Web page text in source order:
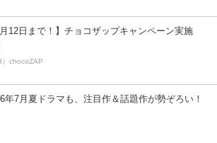
月12日まで！】チョコザップキャンペーン実施
）chocoZAP
年7月夏ドラマも、注目作＆話題作が勢ぞろい！